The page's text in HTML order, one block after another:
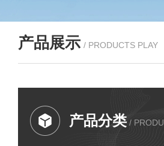
产品展示 / PRODUCTS PLAY
产品分类 /